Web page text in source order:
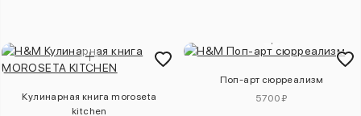
Кулинарная книга moroseta
kitchen
Поп-арт сюрреализм
5700 ₽